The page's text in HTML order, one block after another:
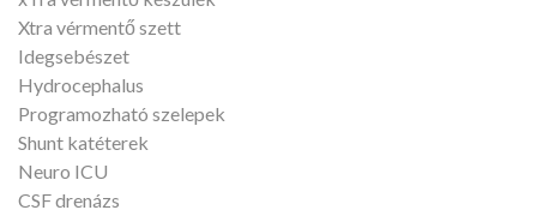
Xtra vérmentő szett
Idegsebészet
Hydrocephalus
Programozható szelepek
Shunt katéterek
Neuro ICU
CSF drenázs